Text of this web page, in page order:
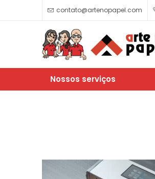
contato@artenopapel.com
Nossos serviços